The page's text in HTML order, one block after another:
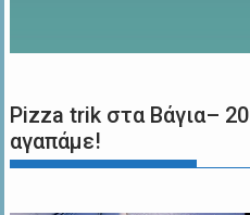
Pizza trik στα Βάγια–
αγαπάμε!